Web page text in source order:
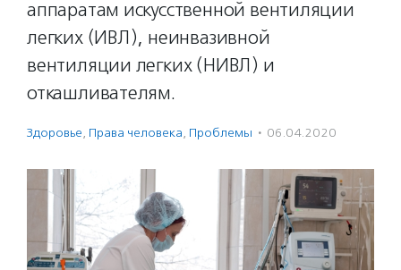
аппаратам искусственной вентиляции
легких (ИВЛ), неинвазивной
вентиляции легких (НИВЛ) и
откашливателям.
Здоровье, Права человека, Проблемы · 06.04.2020